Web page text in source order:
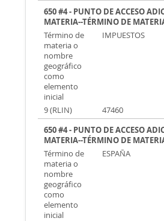
650 #4 - PUNTO DE ACCESO
MATERIA--TÉRMINO DE
Término de
materia o
nombre
geográfico
como
elemento
inicial
IMPUESTOS
9 (RLIN)
47460
650 #4 - PUNTO DE ACCESO
MATERIA--TÉRMINO DE
Término de
materia o
nombre
geográfico
como
elemento
inicial
ESPAÑA